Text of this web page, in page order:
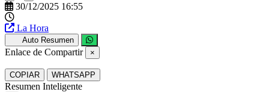
30/12/2025 16:55
La Hora
Auto Resumen
Enlace de Compartir ×
COPIAR WHATSAPP
Resumen Inteligente